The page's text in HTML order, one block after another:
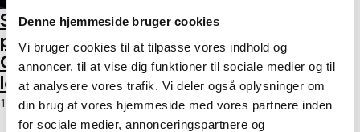
Denne hjemmeside bruger cookies
Vi bruger cookies til at tilpasse vores indhold og
annoncer, til at vise dig funktioner til sociale medier og til
at analysere vores trafik. Vi deler også oplysninger om
din brug af vores hjemmeside med vores partnere inden
for sociale medier, annonceringspartnere og
Sikring af boliger
på Amager –
Guide fra din
lokale ekspert
18. marts 2026
Låst ude eller
indbrud? Her er din
tjekliste, før du
ringer til en akut
låsesmed
18. marts 2026